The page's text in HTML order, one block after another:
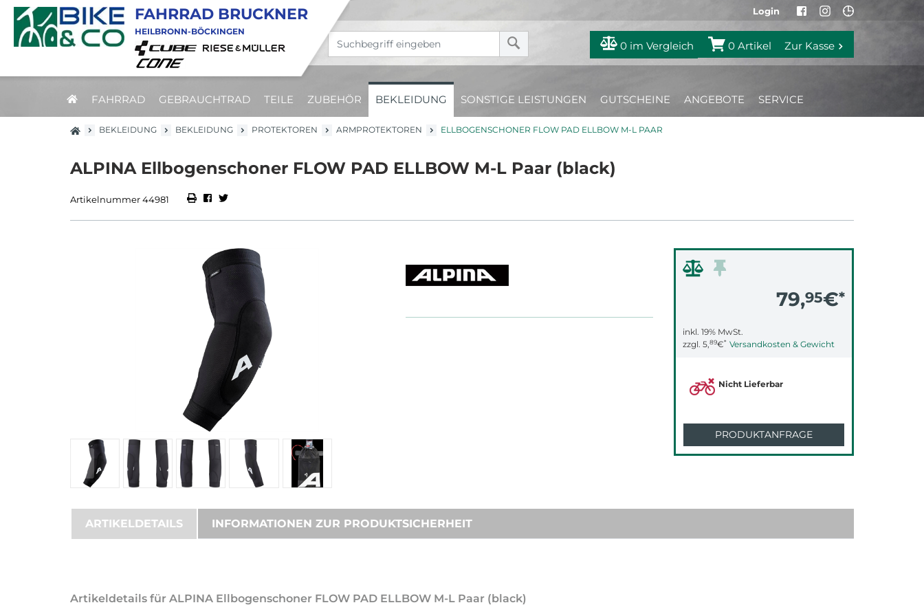
Login
0 im Vergleich 0 Artikel Zur Kasse
FAHRRAD GEBRAUCHTRAD TEILE ZUBEHÖR BEKLEIDUNG SONSTIGE LEISTUNGEN GUTSCHEINE ANGEBOTE SERVICE
FAHRRAD BRUCKNER
HEILBRONN-BÖCKINGEN
BEKLEIDUNG BEKLEIDUNG PROTEKTOREN ARMPROTEKTOREN ELLBOGENSCHONER FLOW PAD ELLBOW M-L PAAR
ALPINA Ellbogenschoner FLOW PAD ELLBOW M-L Paar (black)
Artikelnummer 44981
79,95€*
inkl. 19% MwSt.
zzgl. 5,89€* Versandkosten & Gewicht
Nicht Lieferbar
PRODUKTANFRAGE
ARTIKELDETAILS INFORMATIONEN ZUR PRODUKTSICHERHEIT
Artikeldetails für ALPINA Ellbogenschoner FLOW PAD ELLBOW M-L Paar (black)